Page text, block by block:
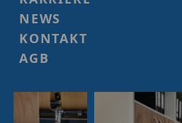
NEWS
KONTAKT
AGB